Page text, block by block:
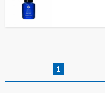
1